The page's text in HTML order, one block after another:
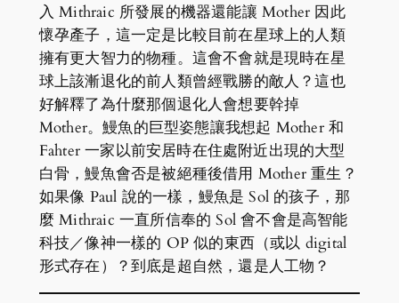
入 Mithraic 所發展的機器還能讓 Mother 因此
懷孕產子，這一定是比較目前在星球上的人類
擁有更大智力的物種。這會不會就是現時在星
球上該漸退化的前人類曾經戰勝的敵人？這也
好解釋了為什麼那個退化人會想要幹掉
Mother。鰻魚的巨型姿態讓我想起 Mother 和
Fahter 一家以前安居時在住處附近出現的大型
白骨，鰻魚會否是被絕種後借用 Mother 重生？
如果像 Paul 說的一樣，鰻魚是 Sol 的孩子，那
麼 Mithraic 一直所信奉的 Sol 會不會是高智能
科技／像神一樣的 OP 似的東西（或以 digital
形式存在）？到底是超自然，還是人工物？